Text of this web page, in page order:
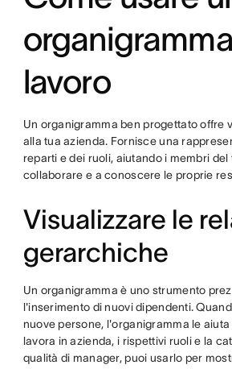
lavoro
Un organigramma ben progettato offre
alla tua azienda. Fornisce una
reparti e dei ruoli, aiutando i membri
collaborare e a conoscere le proprie
Visualizzare le
gerarchiche
Un organigramma è uno strumento
l'inserimento di nuovi dipendenti.
nuove persone, l'organigramma le
lavora in azienda, i rispettivi ruoli e la
qualità di manager, puoi usarlo per